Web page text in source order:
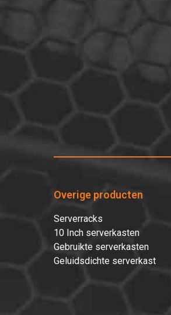
Overige producten
Serverracks
10 Inch serverkasten
Gebruikte serverkasten
Geluidsdichte serverkast